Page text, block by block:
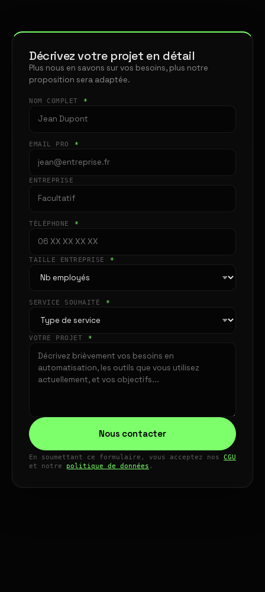
Décrivez votre projet en détail
Plus nous en savons sur vos besoins, plus notre
proposition sera adaptée.
NOM COMPLET *
EMAIL PRO *
ENTREPRISE
TÉLÉPHONE *
TAILLE ENTREPRISE *
SERVICE SOUHAITÉ *
VOTRE PROJET *
Nous contacter
En soumettant ce formulaire, vous acceptez nos CGU
et notre politique de données .